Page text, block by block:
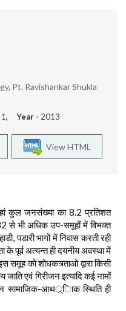
Pt. Ravishankar Shukla
1, Year - 2013
View HTML
कुल जनसंख्या का 8.2 प्रतिशत
से भी अधिक उप-समूहों में विभक्त
पडारी भागों में निवास करती रही
के पूर्व अत्यन्त ही दयनीय अवस्था में
को शोधकत्र्ताओ द्वारा किसी
जाति एवं गिरीजन इत्यादि कई नामों
सामाजिक-आथर््िाक स्थिति ही